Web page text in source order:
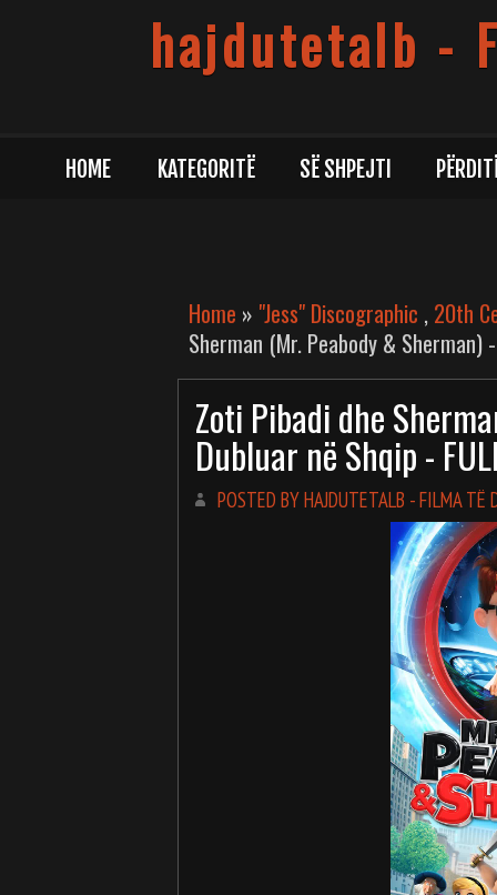
hajdutetalb -
HOME KATEGORITË SË SHPEJTI
Home » "Jess" Discographic , 20th
Sherman (Mr. Peabody & Sherman)
Zoti Pibadi dhe
Dubluar në Shqip -
POSTED BY HAJDUTETALB - FILMA TË